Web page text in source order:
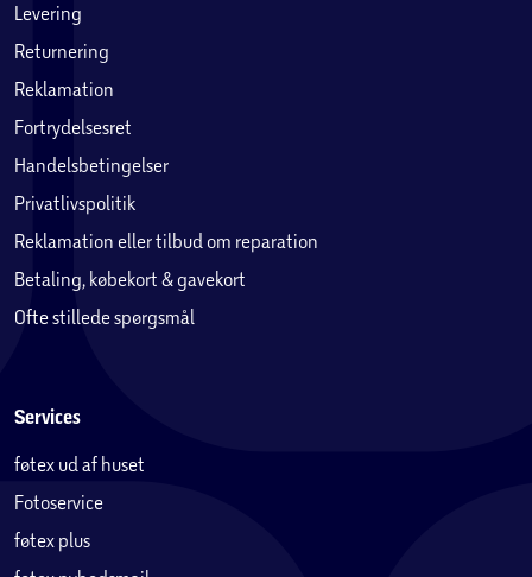
Levering
Returnering
Reklamation
Fortrydelsesret
Handelsbetingelser
Privatlivspolitik
Reklamation eller tilbud om reparation
Betaling, købekort & gavekort
Ofte stillede spørgsmål
Services
føtex ud af huset
Fotoservice
føtex plus